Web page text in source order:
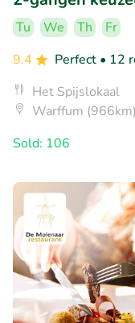
Tu We Th
Fr
9.4
Perfect • 12
Het Spijslokaal
Warffum (966km)
Sold: 106